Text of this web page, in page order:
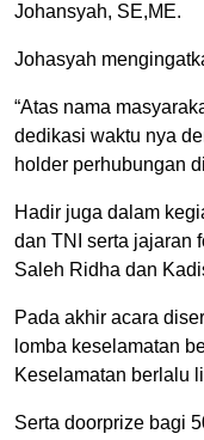
Johansyah, SE,ME.
Johasyah
“Atas nama
dedikasi waktu nya
holder perhubungan
Hadir juga dalam
dan TNI serta jajaran
Saleh Ridha dan
Pada akhir acara
lomba keselamatan
Keselamatan berlalu
Serta doorprize bagi